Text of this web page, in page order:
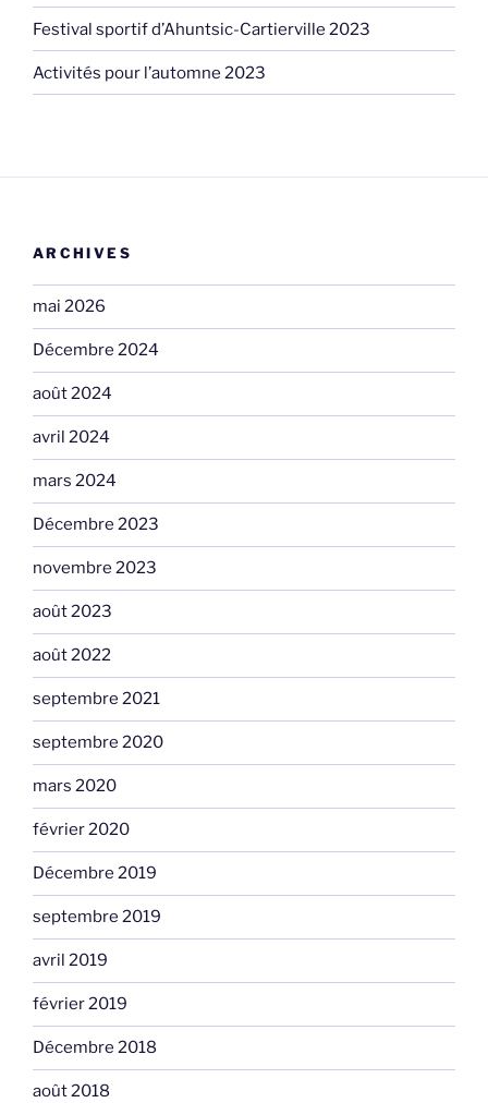
Festival sportif d’Ahuntsic-Cartierville 2023
Activités pour l’automne 2023
ARCHIVES
mai 2026
Décembre 2024
août 2024
avril 2024
mars 2024
Décembre 2023
novembre 2023
août 2023
août 2022
septembre 2021
septembre 2020
mars 2020
février 2020
Décembre 2019
septembre 2019
avril 2019
février 2019
Décembre 2018
août 2018